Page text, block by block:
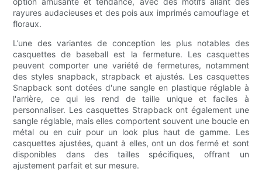
rayures audacieuses et des pois aux imprimés camouflage et
floraux.
L’une des variantes de conception les plus notables des
casquettes de baseball est la fermeture. Les casquettes
peuvent comporter une variété de fermetures, notamment
des styles snapback, strapback et ajustés. Les casquettes
Snapback sont dotées d'une sangle en plastique réglable à
l'arrière, ce qui les rend de taille unique et faciles à
personnaliser. Les casquettes Strapback ont ​​également une
sangle réglable, mais elles comportent souvent une boucle en
métal ou en cuir pour un look plus haut de gamme. Les
casquettes ajustées, quant à elles, ont un dos fermé et sont
disponibles dans des tailles spécifiques, offrant un
ajustement parfait et sur mesure.